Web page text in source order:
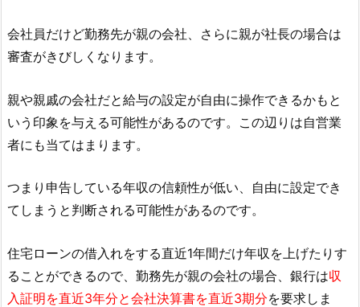
会社員だけど勤務先が親の会社、さらに親が社長の場合は
審査がきびしくなります。
親や親戚の会社だと給与の設定が自由に操作できるかもと
いう印象を与える可能性があるのです。この辺りは自営業
者にも当てはまります。
つまり申告している年収の信頼性が低い、自由に設定でき
てしまうと判断される可能性があるのです。
住宅ローンの借入れをする直近1年間だけ年収を上げたりす
ることができるので、勤務先が親の会社の場合、銀行は収
入証明を直近3年分と会社決算書を直近3期分を要求しま